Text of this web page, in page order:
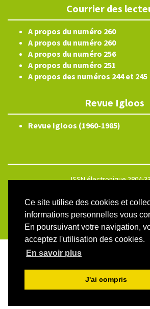
Ce site utilise des cookies et
informations personnelles vous
En poursuivant votre navigation,
acceptez l'utilisation des cookies.
En savoir plus
J'ai compris
Courrier des
A propos du numéro 260
A propos du numéro 260
A propos du numéro 256
A propos du numéro 251
A propos des numéros 244 et 245
Revue Igloos
Revue Igloos (1960-1985)
ISSN électronique 2804-
Créé et hébergé par Chapitre 9
réservé